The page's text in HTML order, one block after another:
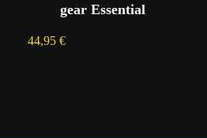
gear Essential
44,95 €